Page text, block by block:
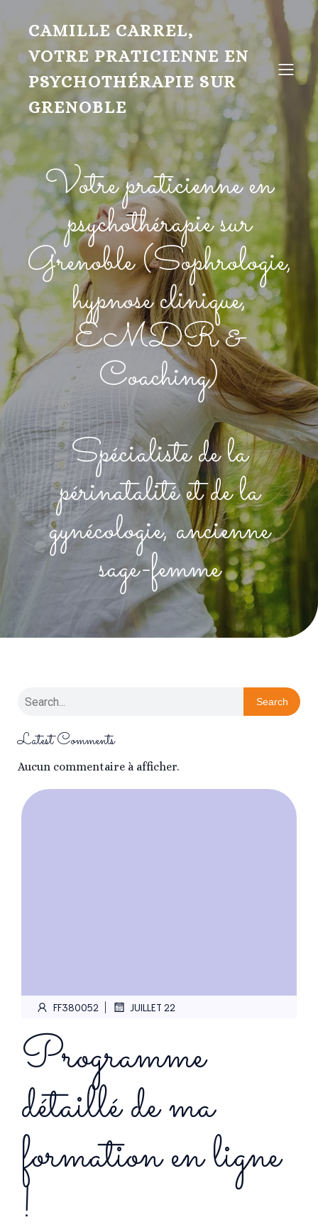
CAMILLE CARREL,
VOTRE PRATICIENNE EN
PSYCHOTHÉRAPIE SUR
GRENOBLE
Votre praticienne en
psychothérapie sur
Grenoble (Sophrologie,
hypnose clinique,
EMDR &
Coaching)
Spécialiste de la
périnatalité et de la
gynécologie, ancienne
sage-femme
Search
Latest Comments
Aucun commentaire à afficher.
FF380052 | JUILLET 22
Programme
détaillé de ma
formation en ligne
!